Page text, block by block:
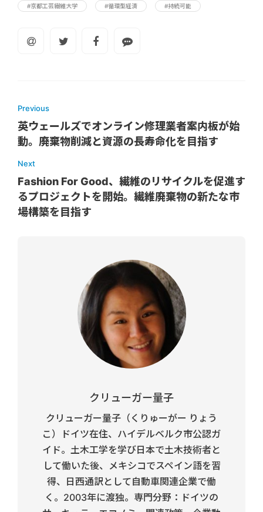
#京都工芸繊維大学 #循環型経済 #持続可能
Previous
英ウェールズでオンライン修理業者案内板が始
動。廃棄物削減と資源の長寿命化を目指す
Next
Fashion For Good、繊維のリサイクルを促進す
るプロジェクトを開始。繊維廃棄物の新たな市
場構築を目指す
クリューガー量子
クリューガー量子（くりゅーがー りょう
こ）ドイツ在住、ハイデルベルク市公認ガ
イド。土木工学を学び日本で土木技術者と
して働いた後、メキシコでスペイン語を習
得、日西通訳として自動車関連企業で働
く。2003年に渡独。専門分野：ドイツの